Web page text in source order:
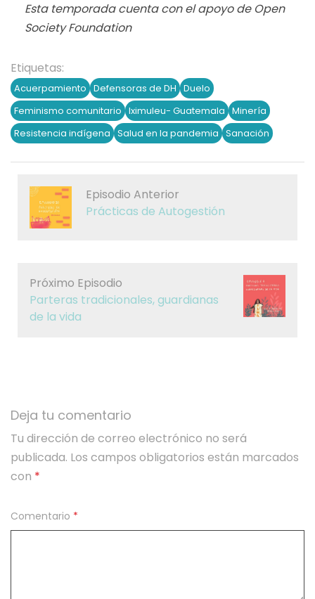
Esta temporada cuenta con el apoyo de Open
Society Foundation
Etiquetas:
Acuerpamiento Defensoras de DH Duelo
Feminismo comunitario Iximuleu- Guatemala Minería
Resistencia indígena Salud en la pandemia Sanación
Episodio Anterior
Prácticas de Autogestión
Próximo Episodio
Parteras tradicionales, guardianas
de la vida
Deja tu comentario
Tu dirección de correo electrónico no será
publicada. Los campos obligatorios están marcados
con *
Comentario *